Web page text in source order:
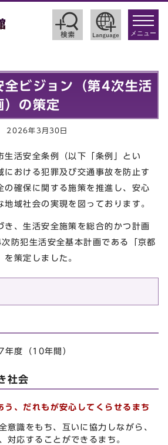
toggle
メニュー
全ビジョン（第4次生活
）の策定
2026年3月30日
活安全条例（以下「条例」とい
における犯罪及び交通事故を防止す
の確保に関する施策を推進し、安心
地域社会の実現を図っております。
、生活安全施策を総合的かつ計画
防犯生活安全基本計画である「京都
策定しました。
度（10年間）
社会
、だれもが安心してくらせるまち
意識をもち、互いに協力しながら、
対応することができるまち。